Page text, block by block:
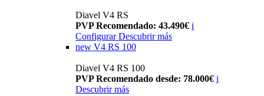
Diavel V4 RS
PVP Recomendado: 43.490€ i
Configurar Descubrir más
new V4 RS 100
Diavel V4 RS 100
PVP Recomendado desde: 78.000€ i
Descubrir más